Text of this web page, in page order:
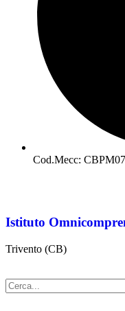
Cod.Mecc:
Istituto
Trivento (CB)